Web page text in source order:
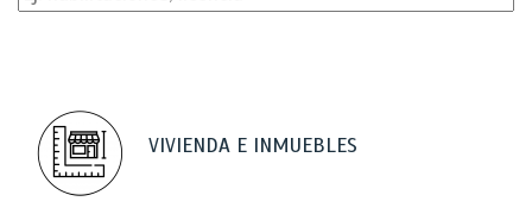
VIVIENDA E INMUEBLES